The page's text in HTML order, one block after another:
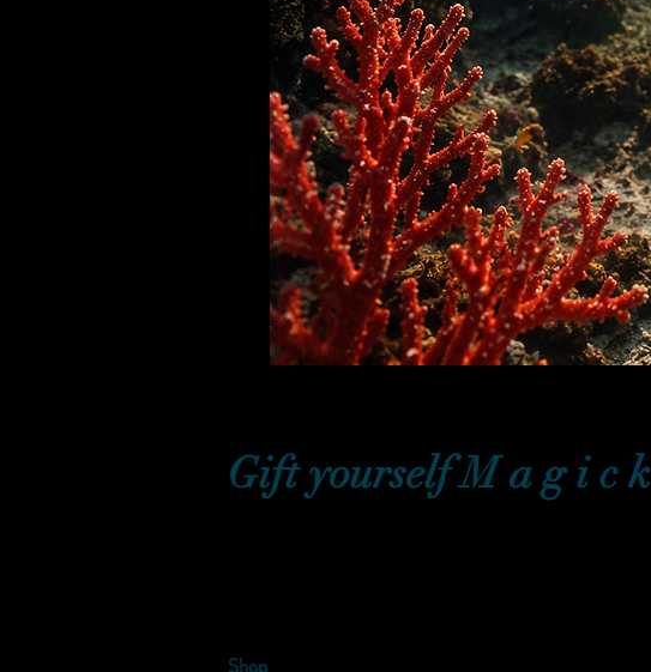
Gift yourself M a g i c k
Shop